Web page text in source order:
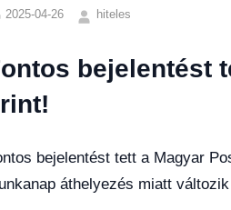
2025-04-26
hiteles
Hírek,
bejelentést
bejelentést tett a Magyar
áthelyezés miatt